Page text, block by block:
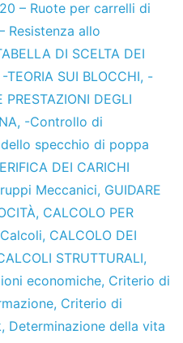
– Ruote per carrelli di
Resistenza allo
DI SCELTA DEI
-TEORIA SUI BLOCCHI, -
PRESTAZIONI DEGLI
, -Controllo di
specchio di poppa
DEI CARICHI
Meccanici, GUIDARE
, CALCOLO PER
Calcoli, CALCOLO DEI
STRUTTURALI,
economiche, Criterio di
, Criterio di
, Determinazione della vita